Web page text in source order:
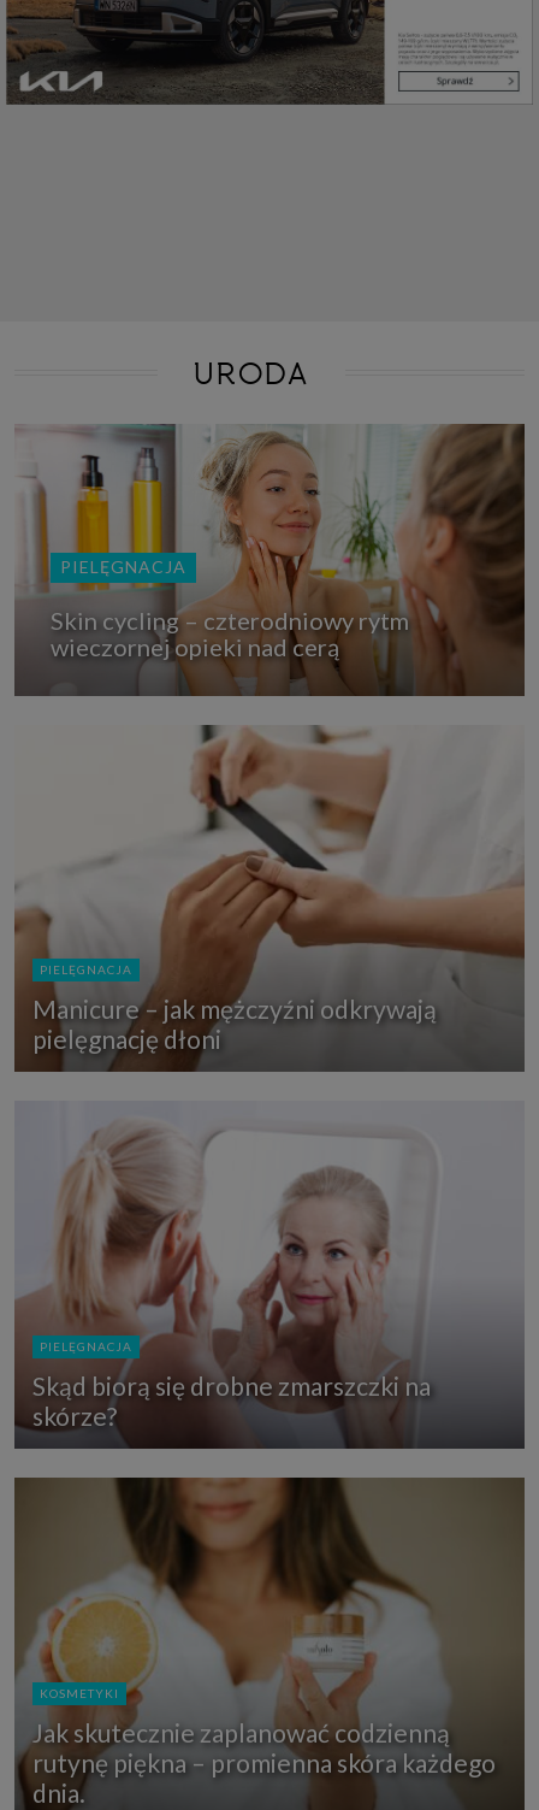
URODA
PIELĘGNACJA
Skin cycling – czterodniowy rytm
wieczornej opieki nad cerą
PIELĘGNACJA
Manicure – jak mężczyźni odkrywają
pielęgnację dłoni
PIELĘGNACJA
Skąd biorą się drobne zmarszczki na
skórze?
KOSMETYKI
Jak skutecznie zaplanować codzienną
rutynę piękna – promienna skóra każdego
dnia.